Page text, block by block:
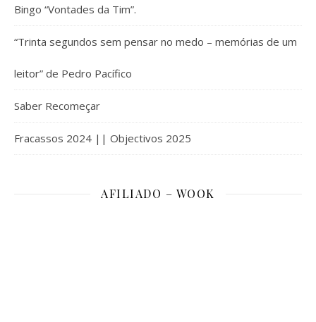
Bingo “Vontades da Tim”.
“Trinta segundos sem pensar no medo – memórias de um
leitor” de Pedro Pacífico
Saber Recomeçar
Fracassos 2024 || Objectivos 2025
AFILIADO – WOOK